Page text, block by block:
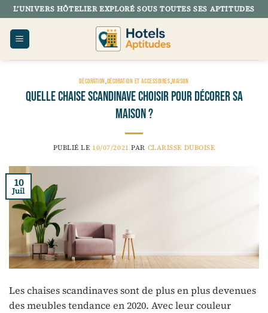
Passer
au
contenu
L’UNIVERS HÔTELIER EXPLORÉ SOUS TOUTES SES APTITUDES
DÉCORATION,DÉCORATION ET ACCESSOIRES,MAISON
Quelle chaise scandinave choisir pour décorer sa
maison ?
PUBLIÉ LE 10/07/2021 PAR CLARISSE DUBOISE
10
Juil
Les chaises scandinaves sont de plus en plus devenues
des meubles tendance en 2020. Avec leur couleur